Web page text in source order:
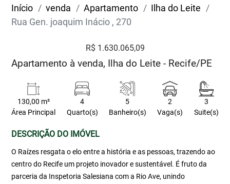
Início venda Apartamento
Ilha do Leite
Rua Gen. joaquim Inácio , 270
R$ 1.630.065,09
Apartamento à venda, Ilha do Leite - Recife/PE
130,00 m²
Área Principal
4
Quarto(s)
5
Banheiro(s)
2
Vaga(s)
3
Suite(s)
DESCRIÇÃO DO IMÓVEL
O Raízes resgata o elo entre a história e as pessoas, trazendo ao
centro do Recife um projeto inovador e sustentável. É fruto da
parceria da Inspetoria Salesiana com a Rio Ave, unindo